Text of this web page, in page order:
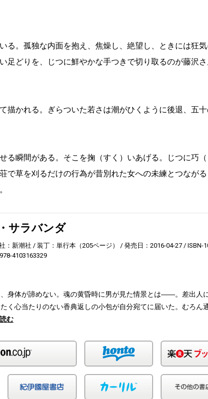
る。孤独な内面を抱え、焦燥し、絶望し、ときには狂
足どりを、じつに鮮やかな手つきで切り取るのが藤沢
かれる。ぎらついた若さは潮がひくように後退、五十
瞬間がある。そこを掬（すく）いあげる。じつに巧（
草を刈るだけの行為が昔別れた女への未練とつながる
サラバンダ
：新潮社 装丁：単行本（205ページ） 発売日：2016-04-27
ISBN-
4103163329
身体が諦めない。魂の黄昏時に男が見た情景とは――。差出人に
く心当たりのない香典返しの小包が自分宛てに届いた。むろん
む
honto
ショッピング 紀伊国屋 カーリル